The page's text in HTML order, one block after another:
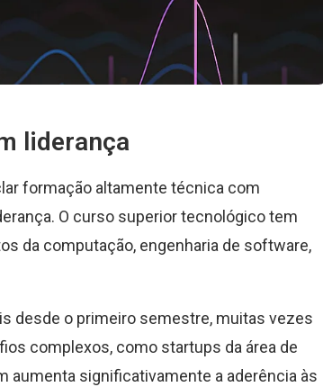
liderança
formação altamente técnica com
O curso superior tecnológico tem
da computação, engenharia de software,
desde o primeiro semestre, muitas vezes
complexos, como startups da área de
aumenta significativamente a aderência às